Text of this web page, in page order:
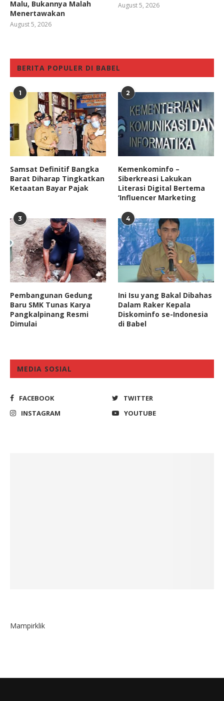
Malu, Bukannya Malah
Menertawakan
August 5, 2026
August 5, 2026
BERITA POPULER DI BABEL
1
Samsat Definitif Bangka
Barat Diharap Tingkatkan
Ketaatan Bayar Pajak
2
Kemenkominfo –
Siberkreasi Lakukan
Literasi Digital Bertema
‘Influencer Marketing
3
Pembangunan Gedung
Baru SMK Tunas Karya
Pangkalpinang Resmi
Dimulai
4
Ini Isu yang Bakal Dibahas
Dalam Raker Kepala
Diskominfo se-Indonesia
di Babel
MEDIA SOSIAL
FACEBOOK
TWITTER
INSTAGRAM
YOUTUBE
Mampirklik